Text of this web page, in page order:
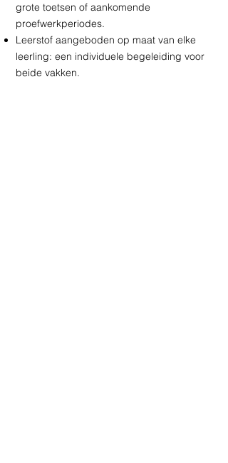
grote toetsen of aankomende
proefwerkperiodes.
Leerstof aangeboden op maat van elke
leerling: een individuele begeleiding voor
beide vakken.